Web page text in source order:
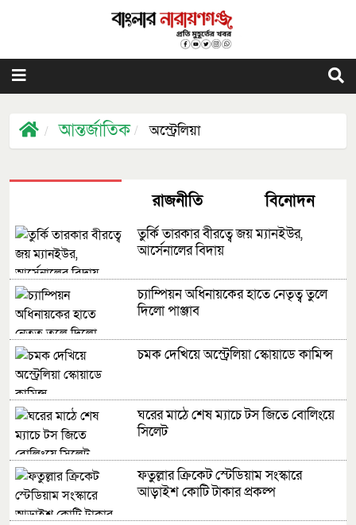
আন্তর্জাতিক অস্ট্রেলিয়া
রাজনীতি বিনোদন
তুর্কি তারকার বীরত্বে জয় ম্যানইউর,
আর্সেনালের বিদায়
চ্যাম্পিয়ন অধিনায়কের হাতে নেতৃত্ব তুলে
দিলো পাঞ্জাব
চমক দেখিয়ে অস্ট্রেলিয়া স্কোয়াডে কামিন্স
ঘরের মাঠে শেষ ম্যাচে টস জিতে বোলিংয়ে
সিলেট
ফতুল্লার ক্রিকেট স্টেডিয়াম সংস্কারে
আড়াইশ কোটি টাকার প্রকল্প